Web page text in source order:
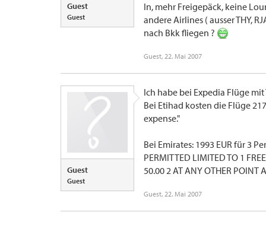
Guest
Guest
In, mehr Freigepäck, keine
andere Airlines ( ausser THY,
nach Bkk fliegen ?
Guest, 22. Mai 2007
Guest
Guest
Ich habe bei Expedia Flüge
Bei Etihad kosten die Flüge
expense."
Bei Emirates: 1993 EUR für 3
PERMITTED LIMITED TO 1
50.00 2 AT ANY OTHER POINT
Guest, 22. Mai 2007